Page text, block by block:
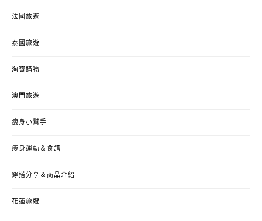
法國旅遊
泰國旅遊
淘寶購物
澳門旅遊
瘦身小幫手
瘦身運動＆食譜
穿搭分享＆商品介紹
花蓮旅遊